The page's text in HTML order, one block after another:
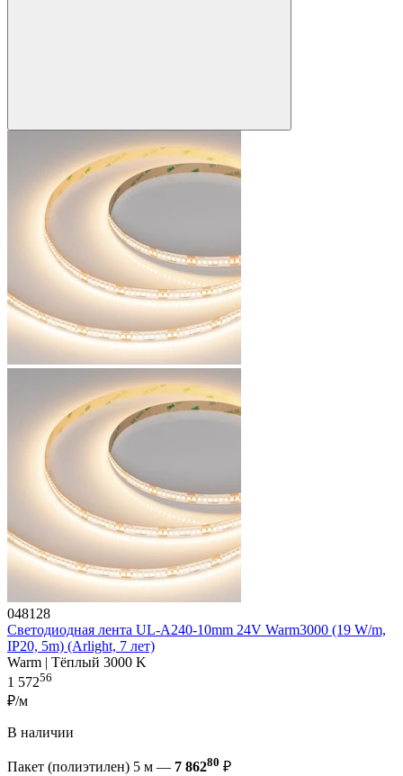
048128
Светодиодная лента UL-A240-10mm 24V Warm3000 (19 W/m,
IP20, 5m) (Arlight, 7 лет)
Warm | Тёплый 3000 K
1 57256
₽/м
В наличии
Пакет (полиэтилен) 5 м — 7 86280 ₽